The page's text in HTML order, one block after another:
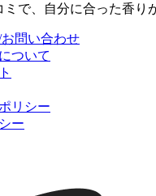
ミで、自分に合った香り
問い合わせ
ついて
リシー
ー